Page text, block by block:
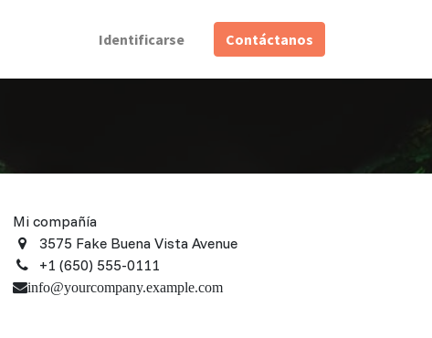
Identificarse Contáctanos
Mi compañía
3575 Fake Buena Vista Avenue
+1 (650) 555-0111
info@yourcompany.example.com